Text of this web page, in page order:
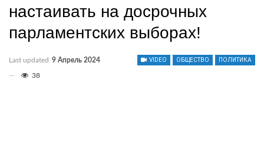
настаивать на досрочных
парламентских выборах!
VIDEO ОБЩЕСТВО ПОЛИТИКА
Last updated 9 Апрель 2024
38